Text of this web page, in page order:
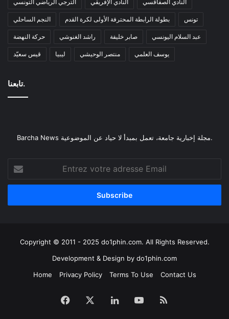
الترجي الرياضي التونسي النادي الإفريقي النادي الصفاقسي
النجم الساحلي بطولة الرابطة المحترفة الأولى لكرة القدم تونس
حركة النهضة راشد الغنوشي صابر خليفة عبد السلام اليونسي
قيس سعيّد ليبيا منتصر الوحيشي يوسف العلمي
تابعنا.
Barcha News مجلة إخبارية جامعة، تعمل بمبدأ لا حياد عن الموضوعية.
votre
adresse
Copyright © 2011 - 2025 do1phin.com. All Rights Reserved.
Development & Design by do1phin.com
Home
Privacy Policy Terms To Use Contact Us
Facebook LinkedinYouTube